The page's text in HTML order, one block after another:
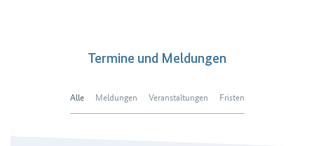
Termine und Meldungen
Alle Meldungen Veranstaltungen Fristen